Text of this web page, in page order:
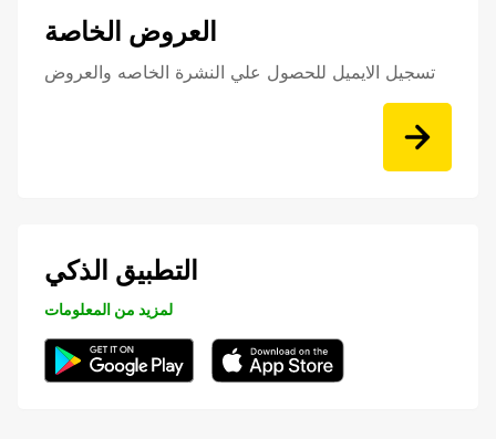
العروض الخاصة
تسجيل الايميل للحصول علي النشرة الخاصه والعروض
التطبيق الذكي
لمزيد من المعلومات